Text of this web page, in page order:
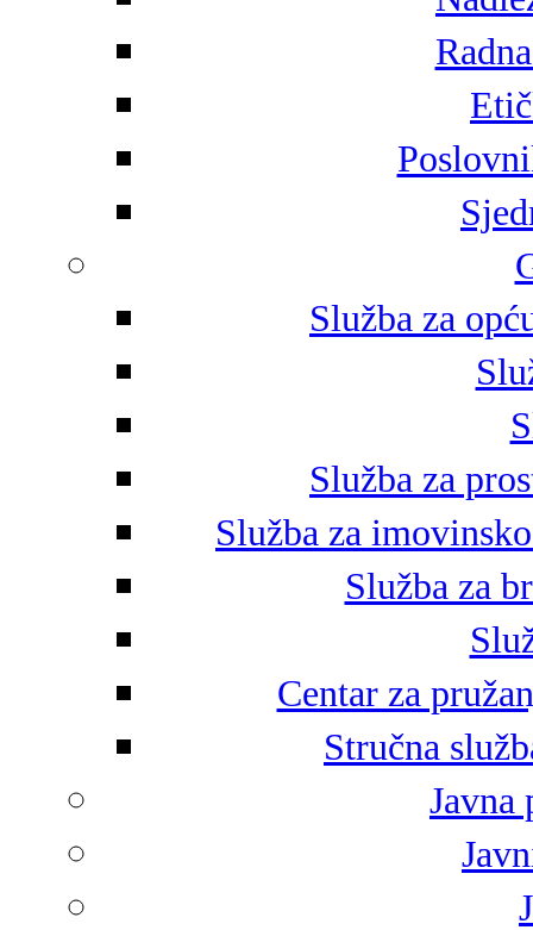
Služba za
Služba za
Služba za
Služba za
Centar za
Stručna
Javna